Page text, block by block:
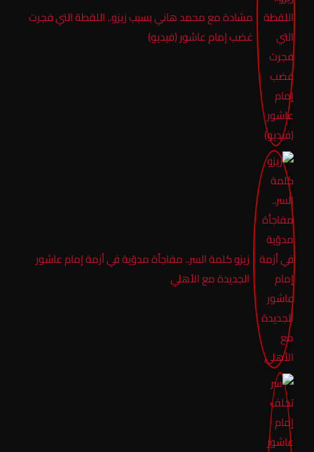
مشادة مع محمد هاني بسبب زيزو.. اللقطة التي فجرت
غضب إمام عاشور (فيديو)
زيزو كلمة السر.. مفاجأة مدوّية في أزمة إمام عاشور
الجديدة مع الأهلي